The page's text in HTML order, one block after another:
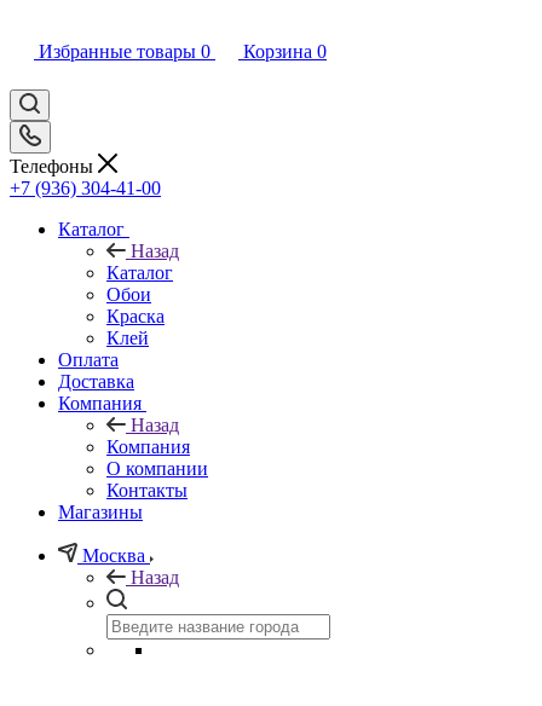
Избранные товары 0 Корзина 0
Телефоны
+7 (936) 304-41-00
Каталог
Назад
Каталог
Обои
Краска
Клей
Оплата
Доставка
Компания
Назад
Компания
О компании
Контакты
Магазины
Москва
Назад